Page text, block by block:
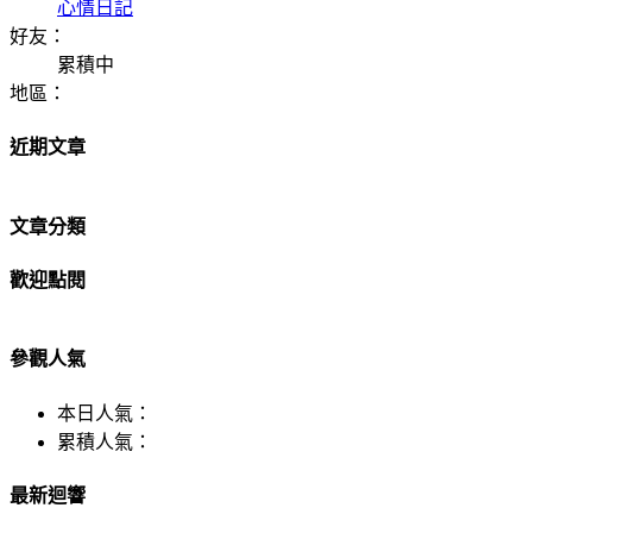
心情日記
好友：
累積中
地區：
近期文章
文章分類
歡迎點閱
參觀人氣
本日人氣：
累積人氣：
最新迴響